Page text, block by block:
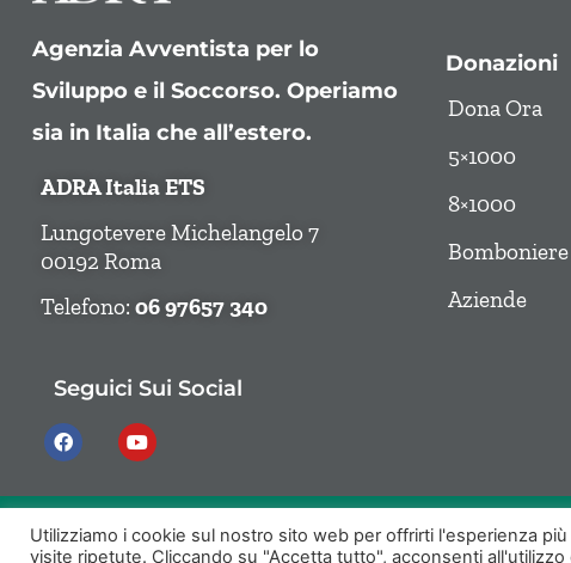
Agenzia Avventista per lo
Sviluppo e il Soccorso. Operiamo
sia in Italia che all’estero.
ADRA Italia ETS
Lungotevere Michelangelo 7
00192 Roma
Telefono:06 97657 340
Seguici Sui Social
Donazioni
Dona Ora
5×1000
8×1000
Aziende
© ADRA Italia ETS | Lungotevere Michelangelo 7 | 00192 Roma (RM) | Tel.
Utilizziamo i cookie sul nostro sito web per offrirti l'esperienza
visite ripetute. Cliccando su "Accetta tutto", acconsenti all'utilizzo